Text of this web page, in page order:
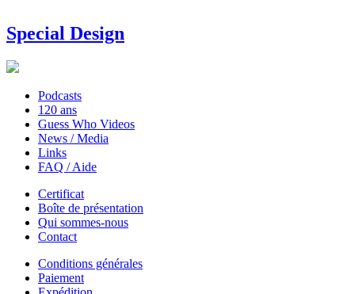
Special Design
Podcasts
120 ans
Guess Who Videos
News / Media
Links
FAQ / Aide
Certificat
Boîte de présentation
Qui sommes-nous
Contact
Conditions générales
Paiement